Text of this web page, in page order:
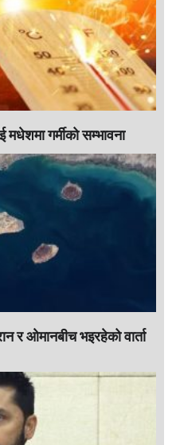
गर्मीको सम्भावना
र ओमानबीच भइरहेको वार्ता